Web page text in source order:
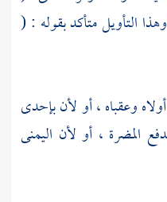
: 71 ] وهذا التأويل متأكد بقوله : (
وعقباه ، أو لأن بإحدى
المضرة ، أو لأن اليمنى